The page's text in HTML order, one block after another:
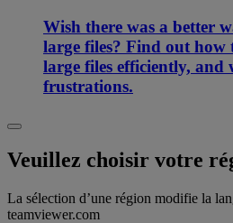
Wish there was a better
large files? Find out
large files efficiently, and
frustrations.
Veuillez choisir votre
La sélection d’une région modifie la
teamviewer.com